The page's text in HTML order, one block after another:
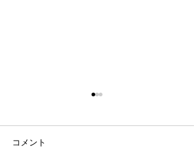
最近はSNSを利用する事がほ
とんどになり、HPに記事を
コメント